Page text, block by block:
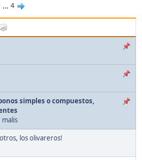
... 4
simples o compuestos,
malis
los olivareros!